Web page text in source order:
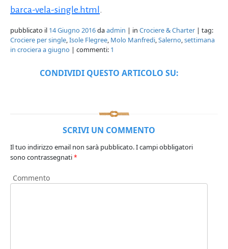
barca-vela-single.html .
pubblicato il 14 Giugno 2016daadmin | in Crociere & Charter | tag:
Crociere per single,Isole Flegree, Molo Manfredi,Salerno,settimana
in crociera a giugno | commenti: 1
CONDIVIDI QUESTO ARTICOLO SU:
SCRIVI UN COMMENTO
Il tuo indirizzo email non sarà pubblicato.I campi obbligatori
sono contrassegnati*
Commento